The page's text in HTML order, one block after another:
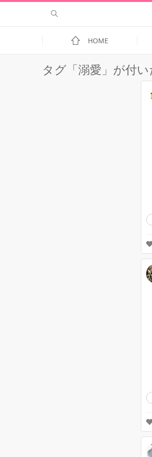
HOME
タグ「溺愛」が付